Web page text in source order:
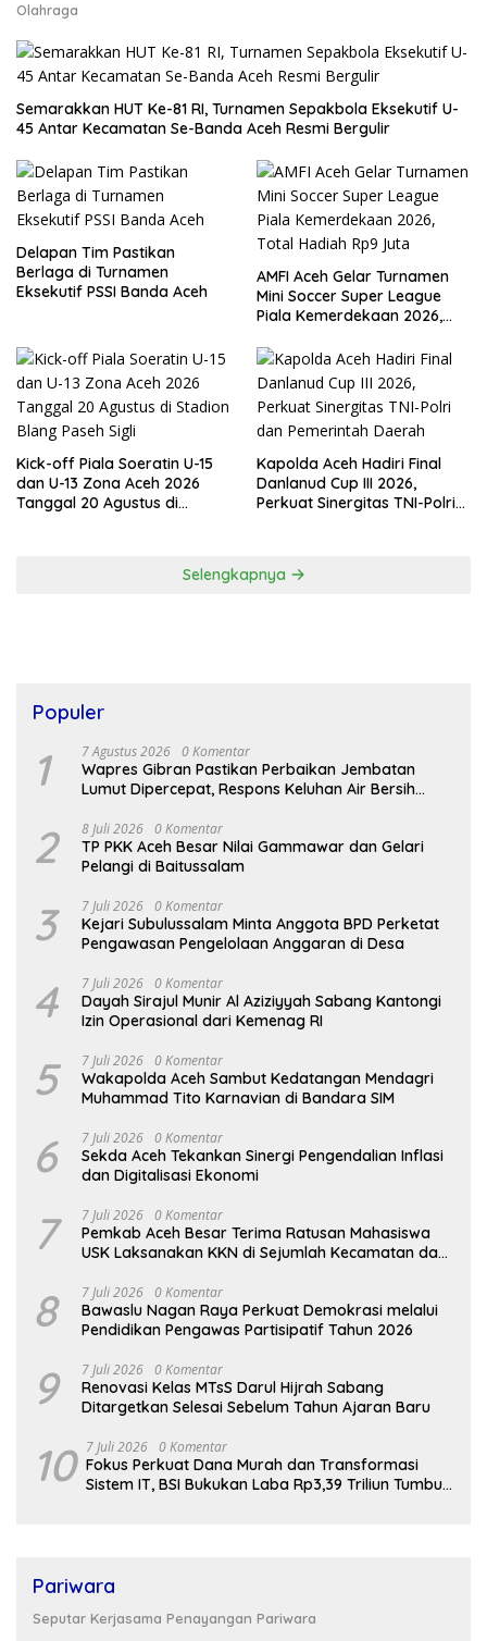
Olahraga
Semarakkan HUT Ke-81 RI, Turnamen Sepakbola Eksekutif U-
45 Antar Kecamatan Se-Banda Aceh Resmi Bergulir
Delapan Tim Pastikan
Berlaga di Turnamen
Eksekutif PSSI Banda Aceh
AMFI Aceh Gelar Turnamen
Mini Soccer Super League
Piala Kemerdekaan 2026,
Kick-off Piala Soeratin U-15
dan U-13 Zona Aceh 2026
Tanggal 20 Agustus di
Kapolda Aceh Hadiri Final
Danlanud Cup III 2026,
Perkuat Sinergitas TNI-Polri
Selengkapnya
Populer
1 7 Agustus 2026 0 Komentar
Wapres Gibran Pastikan Perbaikan Jembatan
Lumut Dipercepat, Respons Keluhan Air Bersih
2 8 Juli 2026 0 Komentar
TP PKK Aceh Besar Nilai Gammawar dan Gelari
Pelangi di Baitussalam
3 7 Juli 2026 0 Komentar
Kejari Subulussalam Minta Anggota BPD Perketat
Pengawasan Pengelolaan Anggaran di Desa
4 7 Juli 2026 0 Komentar
Dayah Sirajul Munir Al Aziziyyah Sabang Kantongi
Izin Operasional dari Kemenag RI
5 7 Juli 2026 0 Komentar
Wakapolda Aceh Sambut Kedatangan Mendagri
Muhammad Tito Karnavian di Bandara SIM
6 7 Juli 2026 0 Komentar
Sekda Aceh Tekankan Sinergi Pengendalian Inflasi
dan Digitalisasi Ekonomi
7 7 Juli 2026 0 Komentar
Pemkab Aceh Besar Terima Ratusan Mahasiswa
USK Laksanakan KKN di Sejumlah Kecamatan dan
8 7 Juli 2026 0 Komentar
Bawaslu Nagan Raya Perkuat Demokrasi melalui
Pendidikan Pengawas Partisipatif Tahun 2026
9 7 Juli 2026 0 Komentar
Renovasi Kelas MTsS Darul Hijrah Sabang
Ditargetkan Selesai Sebelum Tahun Ajaran Baru
10 7 Juli 2026 0 Komentar
Fokus Perkuat Dana Murah dan Transformasi
Sistem IT, BSI Bukukan Laba Rp3,39 Triliun Tumbuh
Pariwara
Seputar Kerjasama Penayangan Pariwara